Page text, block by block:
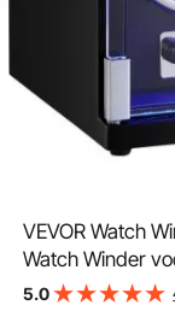
VEVOR Watch
Watch Winder
Automatische
5.0